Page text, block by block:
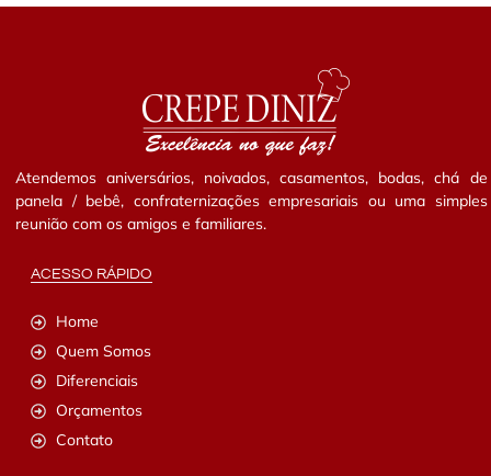
Atendemos aniversários, noivados, casamentos, bodas, chá de
panela / bebê, confraternizações empresariais ou uma simples
reunião com os amigos e familiares.
ACESSO RÁPIDO
Home
Quem Somos
Diferenciais
Orçamentos
Contato